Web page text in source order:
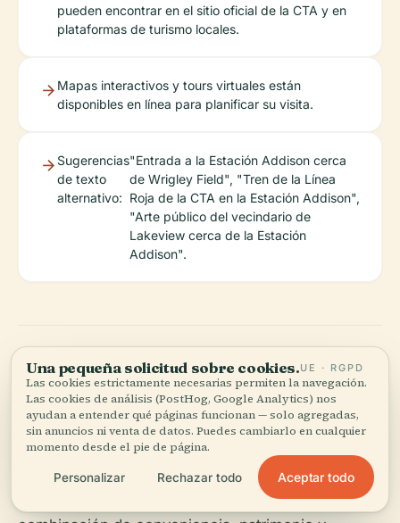
pueden encontrar en el sitio oficial de la CTA y en
plataformas de turismo locales.
Mapas interactivos y tours virtuales están
disponibles en línea para planificar su visita.
Sugerencias
de texto
alternativo:
"Entrada a la Estación Addison cerca
de Wrigley Field", "Tren de la Línea
Roja de la CTA en la Estación Addison",
"Arte público del vecindario de
Lakeview cerca de la Estación
Addison".
Descubre Más
La Estación Addison es más que una parada de
tránsito: es la puerta de Chicago a la historia, el
deporte y la vibrante vida comunitaria. Con su
Una pequeña solicitud sobre cookies.UE · RGPD
Las cookies estrictamente necesarias permiten la navegación.
Las cookies de análisis (PostHog, Google Analytics) nos
ayudan a entender qué páginas funcionan — solo agregadas,
sin anuncios ni venta de datos. Puedes cambiarlo en cualquier
momento desde el pie de página.
Personalizar Rechazar todo Aceptar todo